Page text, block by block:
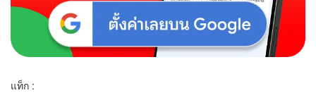
แท็ก :